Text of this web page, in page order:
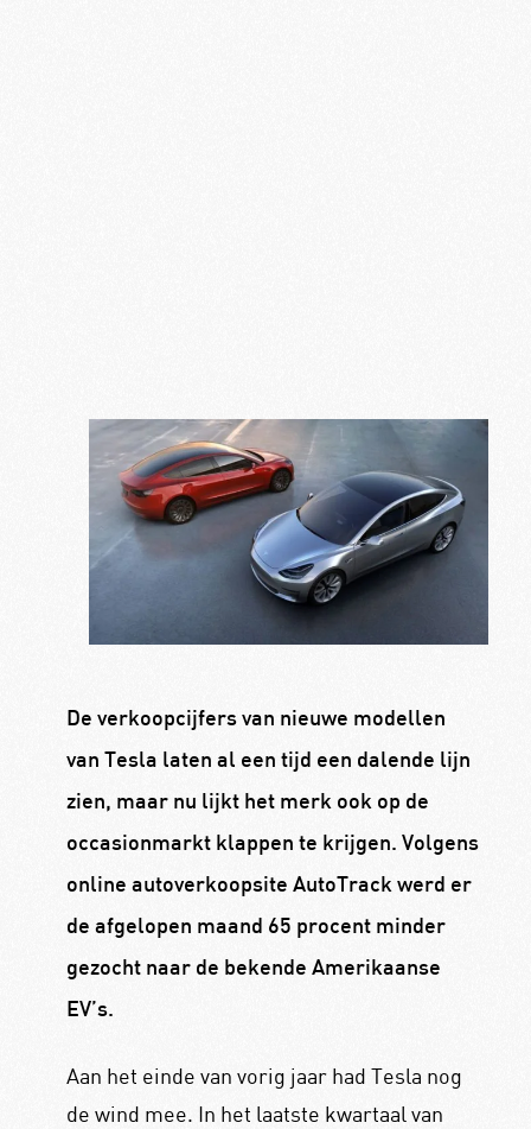
De verkoopcijfers van nieuwe modellen
van Tesla laten al een tijd een dalende lijn
zien, maar nu lijkt het merk ook op de
occasionmarkt klappen te krijgen. Volgens
online autoverkoopsite AutoTrack werd er
de afgelopen maand 65 procent minder
gezocht naar de bekende Amerikaanse
EV’s.
Aan het einde van vorig jaar had Tesla nog
de wind mee. In het laatste kwartaal van